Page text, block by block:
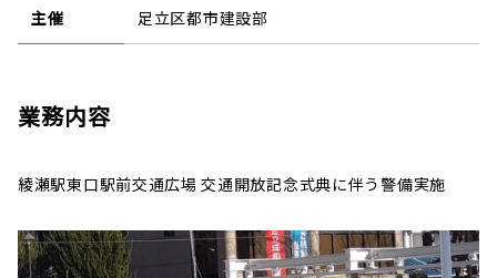
主催 足立区都市建設部
業務内容
綾瀬駅東口駅前交通広場 交通開放記念式典に伴う警備実施